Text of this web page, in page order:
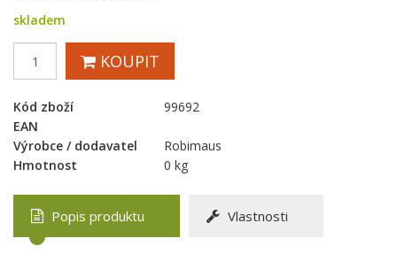
skladem
KOUPIT
Kód zboží
99692
EAN
Výrobce / dodavatel
Robimaus
Hmotnost
0 kg
Popis produktu Vlastnosti